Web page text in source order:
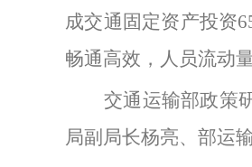
成交通固定资产投资
畅通高效，人员流动
交通运输部政策
局副局长杨亮、部运